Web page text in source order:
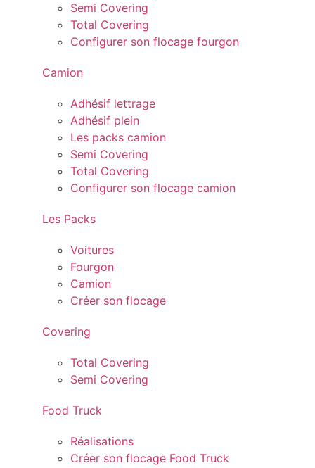
Semi Covering
Total Covering
Configurer son flocage fourgon
Camion
Adhésif lettrage
Adhésif plein
Les packs camion
Semi Covering
Total Covering
Configurer son flocage camion
Les Packs
Voitures
Fourgon
Camion
Créer son flocage
Covering
Total Covering
Semi Covering
Food Truck
Réalisations
Créer son flocage Food Truck